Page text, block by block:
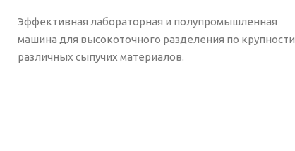
Эффективная лабораторная и полупромышленная
машина для высокоточного разделения по крупности
различных сыпучих материалов.